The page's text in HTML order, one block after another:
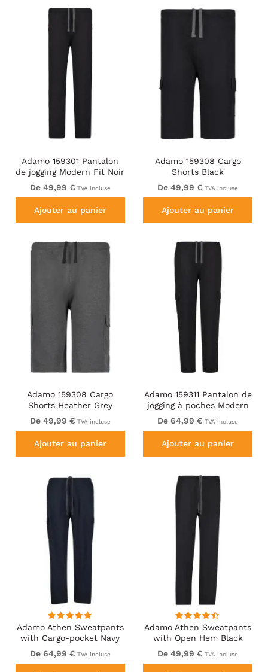
Adamo 159301 Pantalon
de jogging Modern Fit Noir
De 49,99 € TVA incluse
Ajouter au panier
Adamo 159308 Cargo
Shorts Black
De 49,99 € TVA incluse
Ajouter au panier
Adamo 159308 Cargo
Shorts Heather Grey
De 49,99 € TVA incluse
Ajouter au panier
Adamo 159311 Pantalon de
jogging à poches Modern
Fit Noir
De 64,99 € TVA incluse
Ajouter au panier
Adamo Athen Sweatpants
with Cargo-pocket Navy
De 64,99 € TVA incluse
Adamo Athen Sweatpants
with Open Hem Black
De 49,99 € TVA incluse